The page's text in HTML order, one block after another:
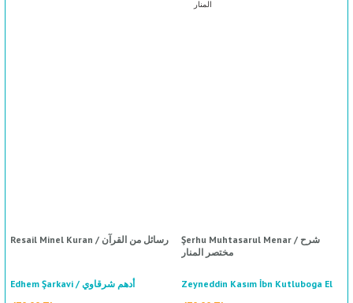
Resail Minel Kuran / رسائل من القرآن
Edhem Şarkavi / أدهم شرقاوي
Şerhu Muhtasarul Menar / شرح
مختصر المنار
Zeyneddin Kasım İbn Kutluboga El